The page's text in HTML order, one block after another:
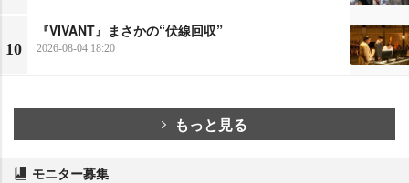
10
『VIVANT』まさかの“伏線回収”
2026-08-04 18:20
もっと見る
モニター募集